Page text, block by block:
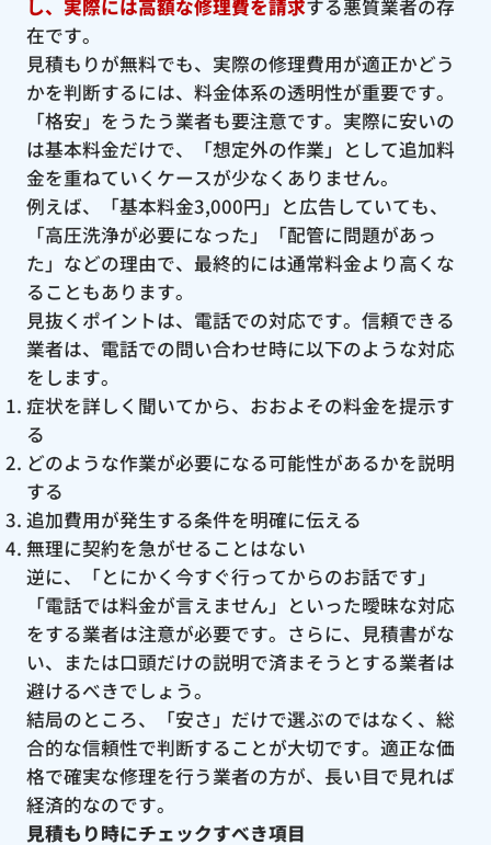
し、実際には高額な修理費を請求する悪質業者の存
在です。
見積もりが無料でも、実際の修理費用が適正かどう
かを判断するには、料金体系の透明性が重要です。
「格安」をうたう業者も要注意です。実際に安いの
は基本料金だけで、「想定外の作業」として追加料
金を重ねていくケースが少なくありません。
例えば、「基本料金3,000円」と広告していても、
「高圧洗浄が必要になった」「配管に問題があっ
た」などの理由で、最終的には通常料金より高くな
ることもあります。
見抜くポイントは、電話での対応です。信頼できる
業者は、電話での問い合わせ時に以下のような対応
をします。
症状を詳しく聞いてから、おおよその料金を提示す
る
どのような作業が必要になる可能性があるかを説明
する
追加費用が発生する条件を明確に伝える
無理に契約を急がせることはない
逆に、「とにかく今すぐ行ってからのお話です」
「電話では料金が言えません」といった曖昧な対応
をする業者は注意が必要です。さらに、見積書がな
い、または口頭だけの説明で済まそうとする業者は
避けるべきでしょう。
結局のところ、「安さ」だけで選ぶのではなく、総
合的な信頼性で判断することが大切です。適正な価
格で確実な修理を行う業者の方が、長い目で見れば
経済的なのです。
見積もり時にチェックすべき項目